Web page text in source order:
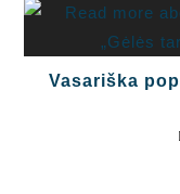
Vasariška